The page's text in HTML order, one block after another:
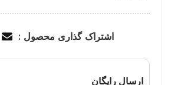
اشتراک گذاری محصول :
ارسال رایگان